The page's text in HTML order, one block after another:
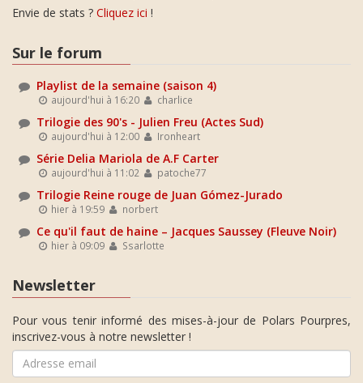
Envie de stats ? Cliquez ici !
Sur le forum
Playlist de la semaine (saison 4)
aujourd'hui à 16:20 charlice
Trilogie des 90's - Julien Freu (Actes Sud)
aujourd'hui à 12:00 Ironheart
Série Delia Mariola de A.F Carter
aujourd'hui à 11:02 patoche77
Trilogie Reine rouge de Juan Gómez-Jurado
hier à 19:59 norbert
Ce qu'il faut de haine – Jacques Saussey (Fleuve Noir)
hier à 09:09 Ssarlotte
Newsletter
Pour vous tenir informé des mises-à-jour de Polars Pourpres,
inscrivez-vous à notre newsletter !